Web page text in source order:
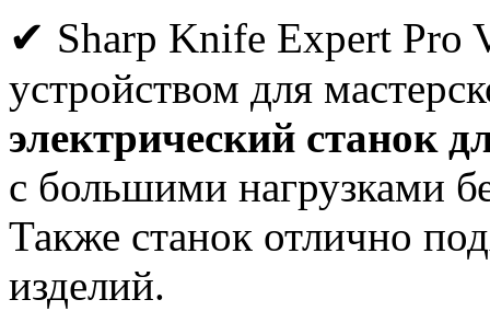
✔ Sharp Knife Expert Pro
устройством для
электрический станок
с большими нагрузками
Также станок отлично
изделий.